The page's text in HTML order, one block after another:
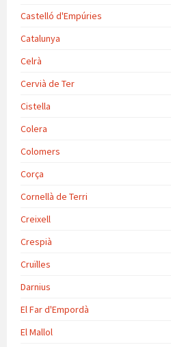
Castelló d'Empúries
Catalunya
Celrà
Cervià de Ter
Cistella
Colera
Colomers
Corça
Cornellà de Terri
Creixell
Crespià
Cruïlles
Darnius
El Far d'Empordà
El Mallol